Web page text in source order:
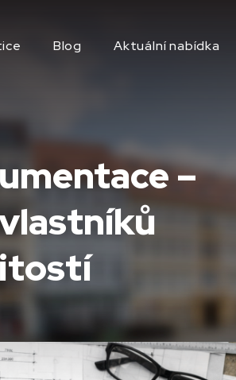
Blog Aktuální nabídka
–